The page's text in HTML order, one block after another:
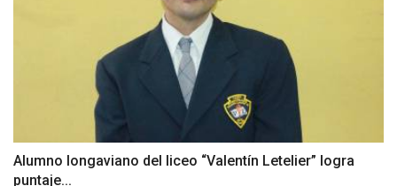
Alumno longaviano del liceo “Valentín Letelier” logra
puntaje...